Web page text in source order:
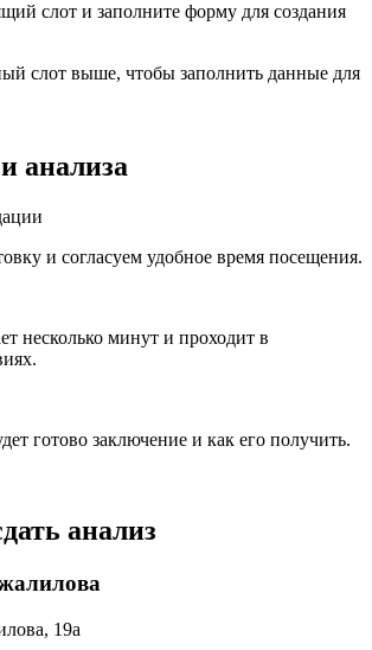
слот и заполните форму для создания
слот выше, чтобы заполнить данные для
анализа
и согласуем удобное время посещения.
несколько минут и проходит в
готово заключение и как его получить.
анализ
19а